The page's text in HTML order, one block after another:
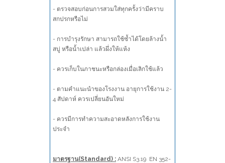
- ตรวจสอบก่อนการสวมใส่ทุกครั้งว่ามีคราบ
สกปรกหรือไม่
- การบำรุงรักษา สามารถใช้ซ้ำได้โดยล้างน้ำ
สบู่ หรือน้ำเปล่า แล้วผึ่งให้แห้ง
- ควรเก็บในภาชนะหรือกล่องเมื่อเลิกใช้แล้ว
- ตามคำแนะนำของโรงงาน อายุการใช้งาน 2-
4 สัปดาห์ ควรเปลี่ยนอันใหม่
- ควรมีการทำความสะอาดหลังการใช้งาน
ประจำ
มาตรฐาน(Standard) : ANSI S3.19 EN 352-